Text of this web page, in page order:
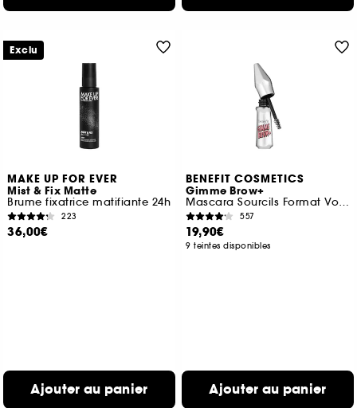
MAKE UP FOR EVER
Mist & Fix Matte
Brume fixatrice matifiante 24h
223
36,00€
Ajouter au panier
Exclu
BENEFIT COSMETICS
Gimme Brow+
Mascara Sourcils Format Voyage
557
19,90€
9 teintes disponibles
Ajouter au panier